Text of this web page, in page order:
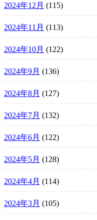
2024年12月 (115)
2024年11月 (113)
2024年10月 (122)
2024年9月 (136)
2024年8月 (127)
2024年7月 (132)
2024年6月 (122)
2024年5月 (128)
2024年4月 (114)
2024年3月 (105)